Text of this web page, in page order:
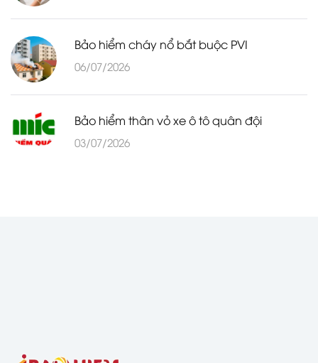
Bảo hiểm cháy nổ bắt buộc PVI
06/07/2026
Bảo hiểm thân vỏ xe ô tô quân đội
03/07/2026